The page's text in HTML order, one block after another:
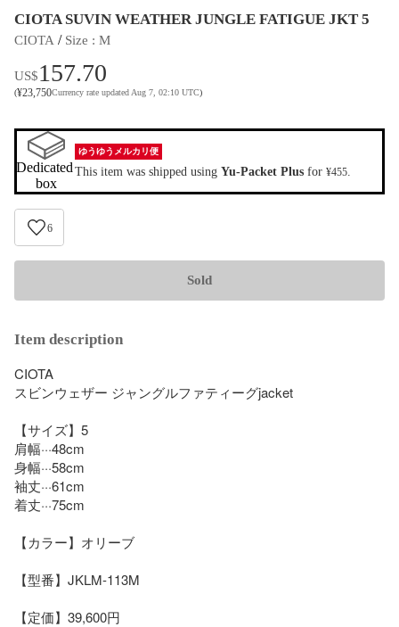
CIOTA SUVIN WEATHER JUNGLE FATIGUE JKT 5
CIOTA / Size : M
US$157.70
(¥23,750Currency rate updated Aug 7, 02:10 UTC)
Dedicated
box
ゆうゆうメルカリ便
This item was shipped using Yu-Packet Plus for ¥455.
6
Sold
Item description
CIOTA
スビンウェザー ジャングルファティーグjacket
【サイズ】5
肩幅···48cm
身幅···58cm
袖丈···61cm
着丈···75cm
【カラー】オリーブ
【型番】JKLM-113M
【定価】39,600円